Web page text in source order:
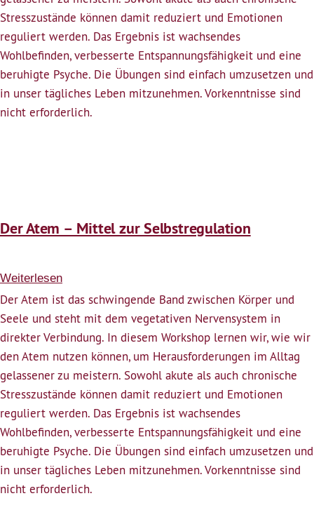
Selbstregulation
Stresszustände können damit reduziert und Emotionen
reguliert werden. Das Ergebnis ist wachsendes
Wohlbefinden, verbesserte Entspannungsfähigkeit und eine
beruhigte Psyche. Die Übungen sind einfach umzusetzen und
in unser tägliches Leben mitzunehmen. Vorkenntnisse sind
nicht erforderlich.
Der Atem – Mittel zur Selbstregulation
Weiterlesen
Der
Atem
–
Mittel
zur
Selbstregulation
Der Atem ist das schwingende Band zwischen Körper und
Seele und steht mit dem vegetativen Nervensystem in
direkter Verbindung. In diesem Workshop lernen wir, wie wir
den Atem nutzen können, um Herausforderungen im Alltag
gelassener zu meistern. Sowohl akute als auch chronische
Stresszustände können damit reduziert und Emotionen
reguliert werden. Das Ergebnis ist wachsendes
Wohlbefinden, verbesserte Entspannungsfähigkeit und eine
beruhigte Psyche. Die Übungen sind einfach umzusetzen und
in unser tägliches Leben mitzunehmen. Vorkenntnisse sind
nicht erforderlich.